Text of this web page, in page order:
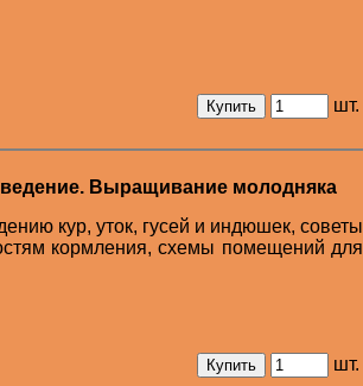
шт.
Выращивание молодняка
кур, уток, гусей и индюшек, советы
кормления, схемы помещений для
шт.